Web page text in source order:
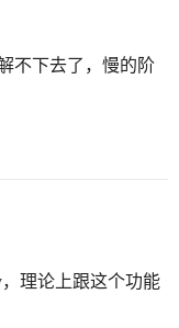
不下去了，慢的阶
理论上跟这个功能